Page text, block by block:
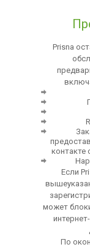
Prisna
контакте
Если
может
По